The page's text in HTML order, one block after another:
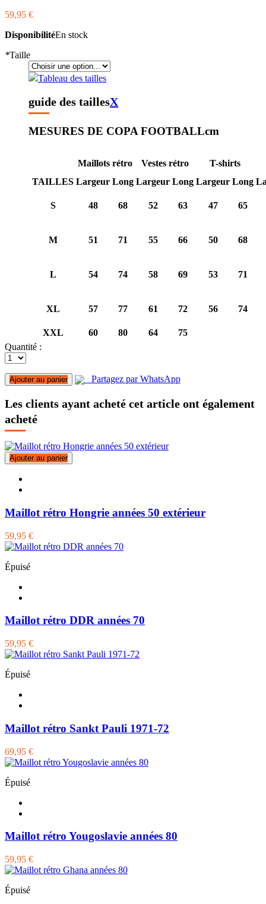
59,95 €
DisponibilitéEn stock
*Taille
Tableau des tailles
guide des taillesX
MESURES DE COPA FOOTBALLcm
Maillots rétro Vestes rétro
T-shirts
TAILLES Largeur Long Largeur Long Largeur Long
S 48 68 52 63 47 65
M 51 71 55 66 50 68
L 54 74 58 69 53 71
XL 57 77 61 72 56 74
XXL 60 80 64
75
Quantité :
Ajouter au panier Partagez par WhatsApp
Les clients ayant acheté cet article ont également
acheté
Ajouter au panier
Maillot rétro Hongrie années 50 extérieur
59,95 €
Épuisé
Maillot rétro DDR années 70
59,95 €
Épuisé
Maillot rétro Sankt Pauli 1971-72
69,95 €
Épuisé
Maillot rétro Yougoslavie années 80
59,95 €
Épuisé